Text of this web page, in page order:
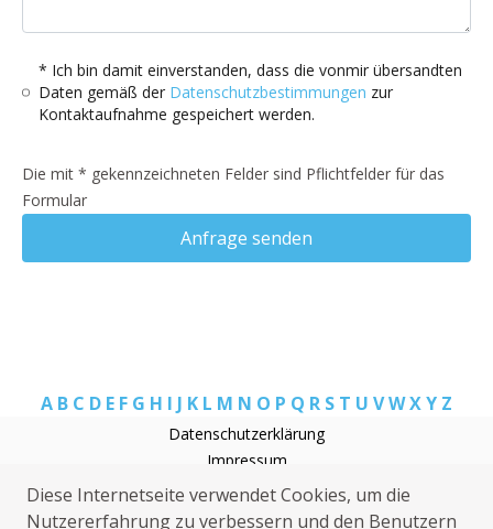
* Ich bin damit einverstanden, dass die vonmir übersandten
Daten gemäß der Datenschutzbestimmungen zur
Kontaktaufnahme gespeichert werden.
Die mit * gekennzeichneten Felder sind Pflichtfelder für das
Formular
Anfrage senden
A B C D E F G H I J K L M N O P Q R S T U VWXY Z
Datenschutzerklärung
Impressum
Elektriker Büttel
Heizungsnotdienst Büttel
Diese Internetseite verwendet Cookies, um die
Nutzererfahrung zu verbessern und den Benutzern